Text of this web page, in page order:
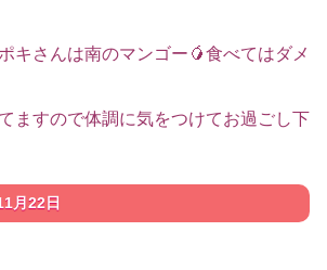
キさんは南のマンゴー🥭食べてはダメ
ますので体調に気をつけてお過ごし下
月22日